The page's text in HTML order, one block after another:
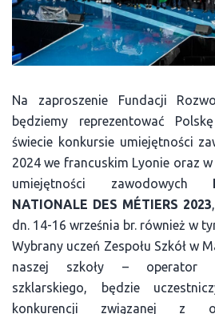
Na zaproszenie Fundacji
będziemy reprezentować
świecie konkursie umiejętności
2024 we francuskim Lyonie oraz
umiejętności zawodowych
NATIONALE DES MÉTIERS 2023
dn. 14-16 września br. również w
Wybrany uczeń Zespołu Szkół w
naszej szkoły – operator
szklarskiego, będzie
konkurencji związanej z